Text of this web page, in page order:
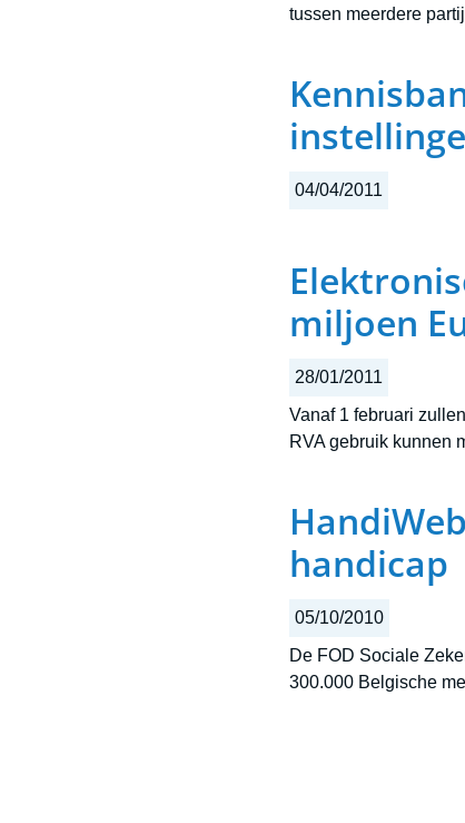
tussen meerdere
04/04/2011
miljoen
28/01/2011
Vanaf 1 februari
RVA gebruik kunnen
handicap
05/10/2010
De FOD Sociale
300.000 Belgische